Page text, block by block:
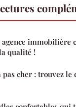
agence immobilière
qualité !
cher : trouvez le